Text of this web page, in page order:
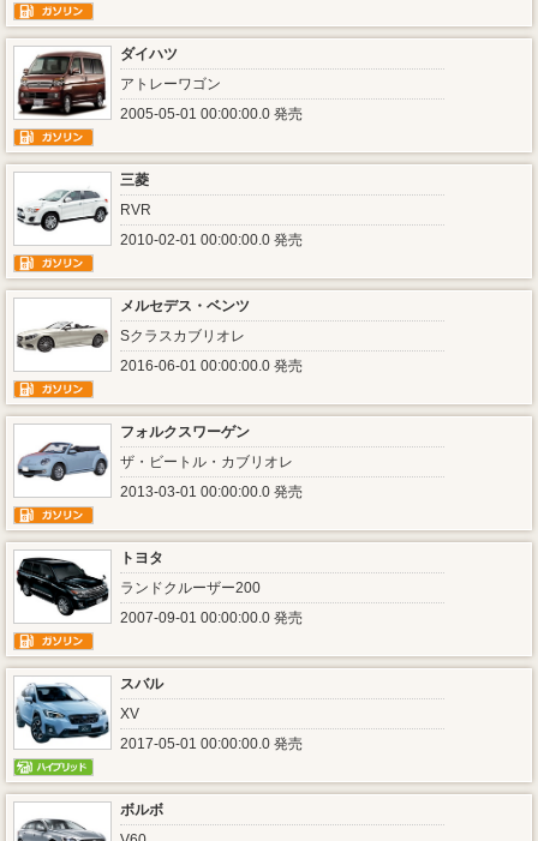
ダイハツ
アトレーワゴン
2005-05-01 00:00:00.0 発売
三菱
RVR
2010-02-01 00:00:00.0 発売
メルセデス・ベンツ
Sクラスカブリオレ
2016-06-01 00:00:00.0 発売
フォルクスワーゲン
ザ・ビートル・カブリオレ
2013-03-01 00:00:00.0 発売
トヨタ
ランドクルーザー200
2007-09-01 00:00:00.0 発売
スバル
XV
2017-05-01 00:00:00.0 発売
ボルボ